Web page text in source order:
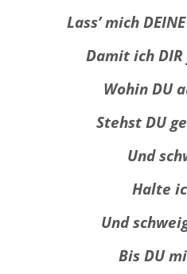
Lass’ mich
Damit ich
Wohin DU
Stehst DU
Und
Halte
Und
Bis DU